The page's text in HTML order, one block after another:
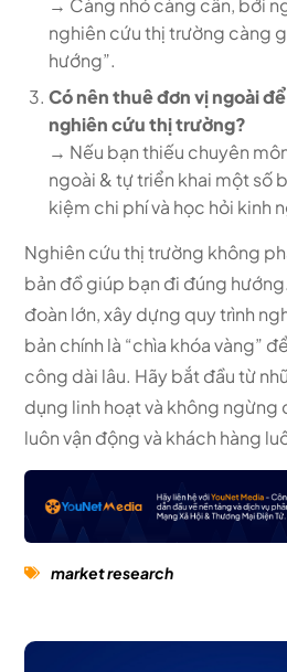
nghiên cứu thị trường càng
hướng”.
Có nên thuê đơn vị ngoài
nghiên cứu thị trường?
→ Nếu bạn thiếu chuyên
ngoài & tự triển khai một số
kiệm chi phí và học hỏi kinh
Nghiên cứu thị trường không
bản đồ giúp bạn đi đúng
đoàn lớn, xây dựng quy trình
bản chính là “chìa khóa vàng”
công dài lâu. Hãy bắt đầu từ
dụng linh hoạt và không ngừng
luôn vận động và khách hàng
market research